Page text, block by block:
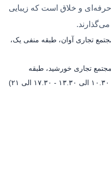
و خلاق است که زیبایی
تجاری آوان، طبقه منفی یک،
مجتمع تجاری خورشید، طبقه